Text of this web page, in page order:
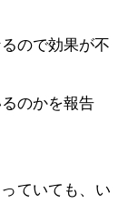
ので効果が不
のかを報告
ていても、い